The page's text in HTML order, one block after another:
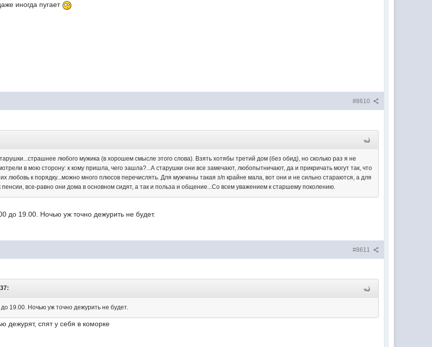
иногда пугает
#8610
любого мужика (в хорошем смысле этого слова). Взять хотябы третий дом (без обид), но сколько раз я не
в мою сторону: к кому пришла, чего зашла?...А старушки они все замечают, любопытничают, да и прикричать могут так, что
любовь к порядку...можно много плюсов перечислять. Для мужчины такая з/п крайне мала, вот они и не сильно стараются, а для
все-равно они дома в основном сидят, а так и польза и общение...Со всем уважением к старшему поколению.
до 19.00. Ночью уж точно дежурить не будет.
#8611
19.00. Ночью уж точно дежурить не будет.
дежурят, спят у себя в коморке